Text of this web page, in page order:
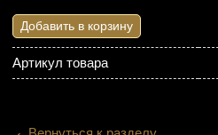
Добавить в корзину
Артикул товара